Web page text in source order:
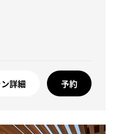
詳細 予約